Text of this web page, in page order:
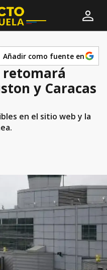
Añadir como fuente en
retomará
y Caracas
en el sitio web y la